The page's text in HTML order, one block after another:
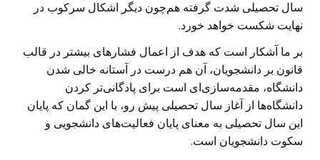
سال تحصیلی شدت گرفته هم‌چون دیگر اشکال سرکوب در
نهایت شکست خواهد خورد.
بر ما آشکار است که هدف از اعمال فشارهای بیشتر در قالب
قانون بر دانشجویان، آن هم درست در آستانه خالی شدن
دانشگاه، مقدمه‌سازی‌ای است برای پادگانی‌تر کردن
دانشگاه‌ها از آغاز سال تحصیلی پیش رو، با این گمان که پایان
این سال تحصیلی به معنای پایان فعالیت‌های دانشجویی و
سکوت دانشجویان است.